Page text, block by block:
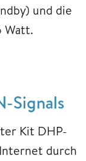
und die
Watt.
Signals
Kit DHP-
durch